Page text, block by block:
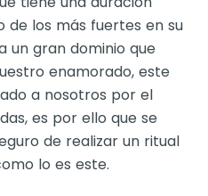
de los más fuertes en su
un gran dominio que
enamorado, este
a nosotros por el
es por ello que se
de realizar un ritual
lo es este.